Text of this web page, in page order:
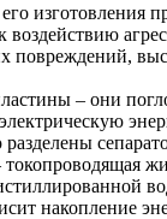
изготовления
воздействию
повреждений,
– они
токопроводящая
накопление